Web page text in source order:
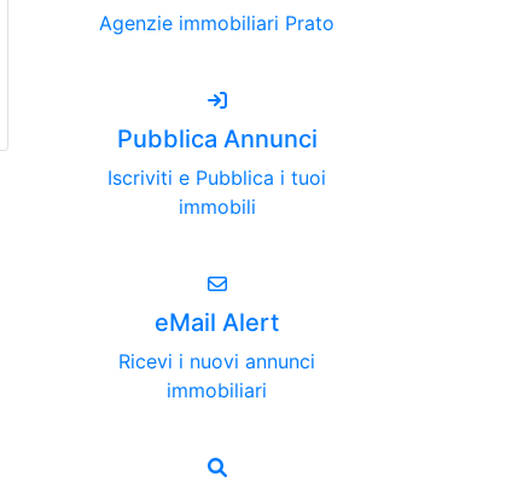
Agenzie immobiliari Prato
Pubblica Annunci
Iscriviti e Pubblica i tuoi
immobili
eMail Alert
Ricevi i nuovi annunci
immobiliari